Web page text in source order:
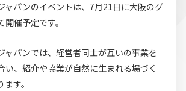
ャパンのイベントは、7月21日に大阪のグ
催予定です。
ャパンでは、経営者同士が互いの事業を
い、紹介や協業が自然に生まれる場づく
す。